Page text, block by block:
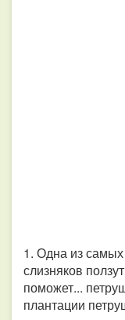
1. Одна из
слизняков
поможет...
плантации